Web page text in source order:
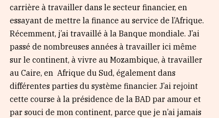
carrière à travailler dans le secteur financier, en
essayant de mettre la finance au service de l’Afrique.
Récemment, j’ai travaillé à la Banque mondiale. J’ai
passé de nombreuses années à travailler ici même
sur le continent, à vivre au Mozambique, à travailler
au Caire, en Afrique du Sud, également dans
différentes parties du système financier. J’ai rejoint
cette course à la présidence de la BAD par amour et
par souci de mon continent, parce que je n’ai jamais